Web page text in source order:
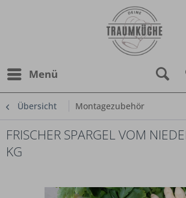
Menü
Übersicht Montagezubehör
FRISCHER SPARGEL VOM
KG